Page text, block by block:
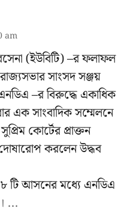
am
(ইউবিটি) –র ফলাফল
সাংসদ সঞ্জয়
–র বিরুদ্ধে একাধিক
এক সাংবাদিক সম্মেলনে
কোর্টের প্রাক্তন
দোষারোপ করলেন উদ্ধব
২৮৮ টি আসনের মধ্যে এনডিএ
...